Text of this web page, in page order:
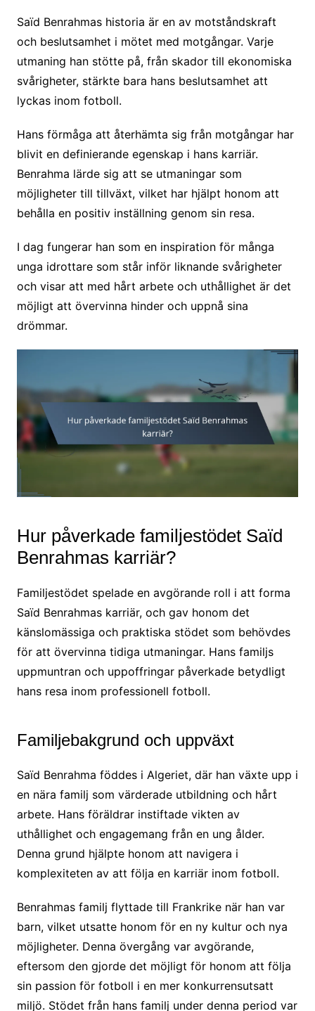
Saïd Benrahmas historia är en av motståndskraft
och beslutsamhet i mötet med motgångar. Varje
utmaning han stötte på, från skador till ekonomiska
svårigheter, stärkte bara hans beslutsamhet att
lyckas inom fotboll.
Hans förmåga att återhämta sig från motgångar har
blivit en definierande egenskap i hans karriär.
Benrahma lärde sig att se utmaningar som
möjligheter till tillväxt, vilket har hjälpt honom att
behålla en positiv inställning genom sin resa.
I dag fungerar han som en inspiration för många
unga idrottare som står inför liknande svårigheter
och visar att med hårt arbete och uthållighet är det
möjligt att övervinna hinder och uppnå sina
drömmar.
Hur påverkade familjestödet Saïd
Benrahmas karriär?
Familjestödet spelade en avgörande roll i att forma
Saïd Benrahmas karriär, och gav honom det
känslomässiga och praktiska stödet som behövdes
för att övervinna tidiga utmaningar. Hans familjs
uppmuntran och uppoffringar påverkade betydligt
hans resa inom professionell fotboll.
Familjebakgrund och uppväxt
Saïd Benrahma föddes i Algeriet, där han växte upp i
en nära familj som värderade utbildning och hårt
arbete. Hans föräldrar instiftade vikten av
uthållighet och engagemang från en ung ålder.
Denna grund hjälpte honom att navigera i
komplexiteten av att följa en karriär inom fotboll.
Benrahmas familj flyttade till Frankrike när han var
barn, vilket utsatte honom för en ny kultur och nya
möjligheter. Denna övergång var avgörande,
eftersom den gjorde det möjligt för honom att följa
sin passion för fotboll i en mer konkurrensutsatt
miljö. Stödet från hans familj under denna period var